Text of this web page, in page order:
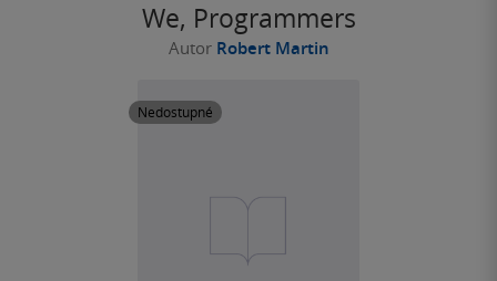
We, Programmers
Autor Robert Martin
Nedostupné